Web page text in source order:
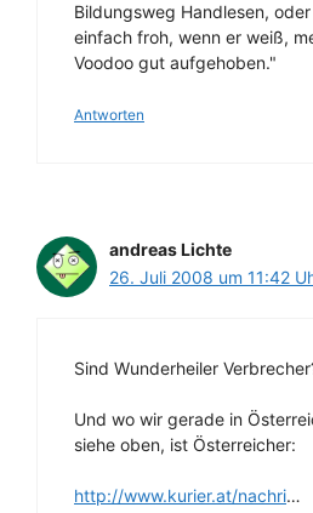
Bildungsweg Handlesen,
einfach froh, wenn er weiß,
Voodoo gut aufgehoben."
Antworten
andreas Lichte
26. Juli 2008 um 11:42
Sind Wunderheiler
Und wo wir gerade in
siehe oben, ist Österreicher:
http://www.kurier.at/nachri…